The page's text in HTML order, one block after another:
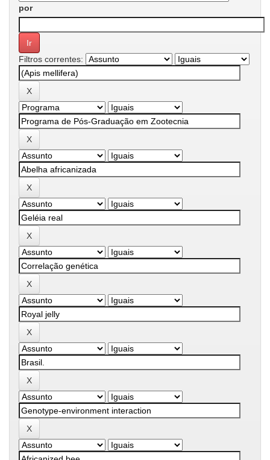
por
Filtros correntes: